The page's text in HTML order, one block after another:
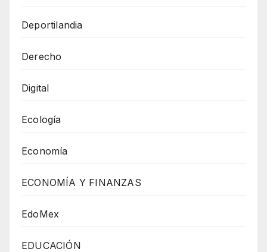
Deportilandia
Derecho
Digital
Ecología
Economía
ECONOMÍA Y FINANZAS
EdoMex
EDUCACIÓN